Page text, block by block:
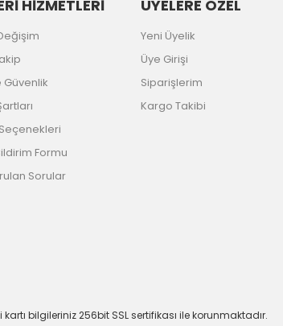
HİZMETLERİ
Güvenlik
Formu
Sorular
ÜYELERE ÖZEL
Yeni Üyelik
Üye Girişi
Siparişlerim
Kargo Takibi
kartı bilgileriniz 256bit SSL sertifikası ile korunmaktadır.